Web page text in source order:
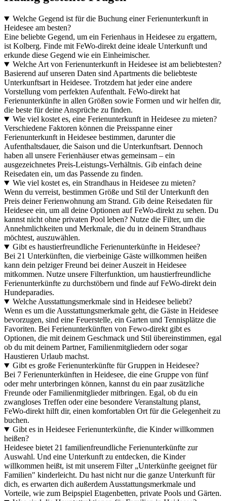
Welche Gegend ist für die Buchung einer Ferienunterkunft in
Heidesee am besten?
Eine beliebte Gegend, um ein Ferienhaus in Heidesee zu ergattern,
ist Kolberg. Finde mit FeWo-direkt deine ideale Unterkunft und
erkunde diese Gegend wie ein Einheimischer.
Welche Art von Ferienunterkunft in Heidesee ist am beliebtesten?
Basierend auf unseren Daten sind Apartments die beliebteste
Unterkunftsart in Heidesee. Trotzdem hat jeder eine andere
Vorstellung vom perfekten Aufenthalt. FeWo-direkt hat
Ferienunterkünfte in allen Größen sowie Formen und wir helfen dir,
die beste für deine Ansprüche zu finden.
Wie viel kostet es, eine Ferienunterkunft in Heidesee zu mieten?
Verschiedene Faktoren können die Preisspanne einer
Ferienunterkunft in Heidesee bestimmen, darunter die
Aufenthaltsdauer, die Saison und die Unterkunftsart. Dennoch
haben all unsere Ferienhäuser etwas gemeinsam – ein
ausgezeichnetes Preis-Leistungs-Verhältnis. Gib einfach deine
Reisedaten ein, um das Passende zu finden.
Wie viel kostet es, ein Strandhaus in Heidesee zu mieten?
Wenn du verreist, bestimmen Größe und Stil der Unterkunft den
Preis deiner Ferienwohnung am Strand. Gib deine Reisedaten für
Heidesee ein, um all deine Optionen auf FeWo-direkt zu sehen. Du
kannst nicht ohne privaten Pool leben? Nutze die Filter, um die
Annehmlichkeiten und Merkmale, die du in deinem Strandhaus
möchtest, auszuwählen.
Gibt es haustierfreundliche Ferienunterkünfte in Heidesee?
Bei 21 Unterkünften, die vierbeinige Gäste willkommen heißen
kann dein pelziger Freund bei deiner Auszeit in Heidesee
mitkommen. Nutze unsere Filterfunktion, um haustierfreundliche
Ferienunterkünfte zu durchstöbern und finde auf FeWo-direkt dein
Hundeparadies.
Welche Ausstattungsmerkmale sind in Heidesee beliebt?
Wenn es um die Ausstattungsmerkmale geht, die Gäste in Heidesee
bevorzugen, sind eine Feuerstelle, ein Garten und Tennisplätze die
Favoriten. Bei Ferienunterkünften von Fewo-direkt gibt es
Optionen, die mit deinem Geschmack und Stil übereinstimmen, egal
ob du mit deinem Partner, Familienmitgliedern oder sogar
Haustieren Urlaub machst.
Gibt es große Ferienunterkünfte für Gruppen in Heidesee?
Bei 7 Ferienunterkünften in Heidesee, die eine Gruppe von fünf
oder mehr unterbringen können, kannst du ein paar zusätzliche
Freunde oder Familienmitglieder mitbringen. Egal, ob du ein
zwangloses Treffen oder eine besondere Veranstaltung planst,
FeWo-direkt hilft dir, einen komfortablen Ort für die Gelegenheit zu
buchen.
Gibt es in Heidesee Ferienunterkünfte, die Kinder willkommen
heißen?
Heidesee bietet 21 familienfreundliche Ferienunterkünfte zur
Auswahl. Und eine Unterkunft zu entdecken, die Kinder
willkommen heißt, ist mit unserem Filter „Unterkünfte geeignet für
Familien" kinderleicht. Du hast nicht nur die ganze Unterkunft für
dich, es erwarten dich außerdem Ausstattungsmerkmale und
Vorteile, wie zum Beipspiel Etagenbetten, private Pools und Gärten.